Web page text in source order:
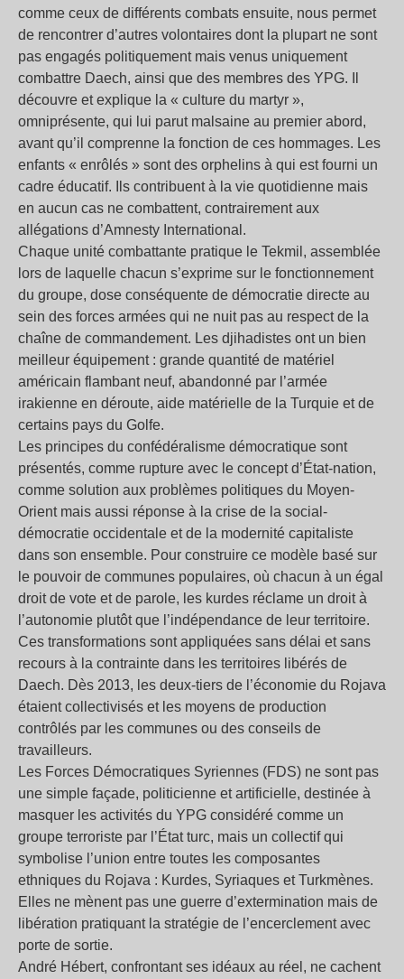
comme ceux de différents combats ensuite, nous permet
de rencontrer d’autres volontaires dont la plupart ne sont
pas engagés politiquement mais venus uniquement
combattre Daech, ainsi que des membres des YPG. Il
découvre et explique la « culture du martyr »,
omniprésente, qui lui parut malsaine au premier abord,
avant qu’il comprenne la fonction de ces hommages. Les
enfants « enrôlés » sont des orphelins à qui est fourni un
cadre éducatif. Ils contribuent à la vie quotidienne mais
en aucun cas ne combattent, contrairement aux
allégations d’Amnesty International.
Chaque unité combattante pratique le Tekmil, assemblée
lors de laquelle chacun s’exprime sur le fonctionnement
du groupe, dose conséquente de démocratie directe au
sein des forces armées qui ne nuit pas au respect de la
chaîne de commandement. Les djihadistes ont un bien
meilleur équipement : grande quantité de matériel
américain flambant neuf, abandonné par l’armée
irakienne en déroute, aide matérielle de la Turquie et de
certains pays du Golfe.
Les principes du confédéralisme démocratique sont
présentés, comme rupture avec le concept d’État-nation,
comme solution aux problèmes politiques du Moyen-
Orient mais aussi réponse à la crise de la social-
démocratie occidentale et de la modernité capitaliste
dans son ensemble. Pour construire ce modèle basé sur
le pouvoir de communes populaires, où chacun à un égal
droit de vote et de parole, les kurdes réclame un droit à
l’autonomie plutôt que l’indépendance de leur territoire.
Ces transformations sont appliquées sans délai et sans
recours à la contrainte dans les territoires libérés de
Daech. Dès 2013, les deux-tiers de l’économie du Rojava
étaient collectivisés et les moyens de production
contrôlés par les communes ou des conseils de
travailleurs.
Les Forces Démocratiques Syriennes (FDS) ne sont pas
une simple façade, politicienne et artificielle, destinée à
masquer les activités du YPG considéré comme un
groupe terroriste par l’État turc, mais un collectif qui
symbolise l’union entre toutes les composantes
ethniques du Rojava : Kurdes, Syriaques et Turkmènes.
Elles ne mènent pas une guerre d’extermination mais de
libération pratiquant la stratégie de l’encerclement avec
porte de sortie.
André Hébert, confrontant ses idéaux au réel, ne cachent